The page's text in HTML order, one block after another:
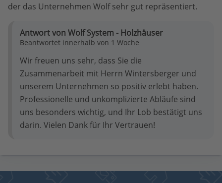
der das Unternehmen Wolf sehr gut repräsentiert.
Antwort von Wolf System - Holzhäuser
Beantwortet innerhalb von 1 Woche
Wir freuen uns sehr, dass Sie die
Zusammenarbeit mit Herrn Wintersberger und
unserem Unternehmen so positiv erlebt haben.
Professionelle und unkomplizierte Abläufe sind
uns besonders wichtig, und Ihr Lob bestätigt uns
darin. Vielen Dank für Ihr Vertrauen!